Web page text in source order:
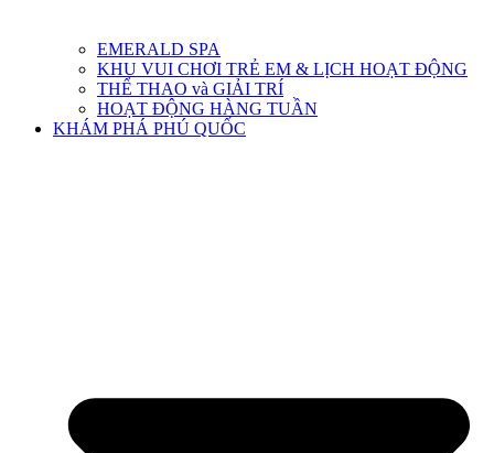
EMERALD SPA
KHU VUI CHƠI TRẺ EM & LỊCH HOẠT ĐỘNG
THỂ THAO và GIẢI TRÍ
HOẠT ĐỘNG HÀNG TUẦN
KHÁM PHÁ PHÚ QUỐC